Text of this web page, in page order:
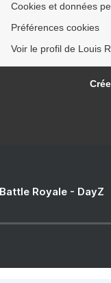
Cookies et données
Préférences cookies
Voir le profil de Louis
Royale - DayZ